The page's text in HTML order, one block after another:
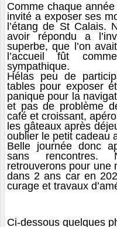
Comme chaque
invité a exposer ses
l’étang de St Calais.
avoir répondu a
superbe, que l’on
l’accueil fût
sympathique.
Hélas peu de
tables pour exposer
panique pour la
et pas de problème
café et croissant,
les gâteaux après
oublier le petit cadeau
Belle journée donc
sans rencontres.
retrouverons pour une
dans 2 ans car en
curage et travaux
Ci-dessous quelques